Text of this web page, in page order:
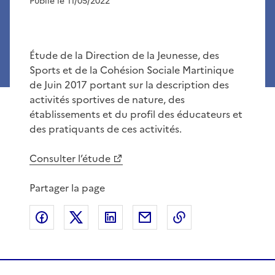
Étude de la Direction de la Jeunesse, des
Sports et de la Cohésion Sociale Martinique
de Juin 2017 portant sur la description des
activités sportives de nature, des
établissements et du profil des éducateurs et
des pratiquants de ces activités.
Consulter l’étude
Partager la page
Partager sur Facebook
Partager sur XPartager sur LinkedIn
Partager par email